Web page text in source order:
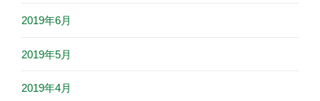
2019年6月
2019年5月
2019年4月